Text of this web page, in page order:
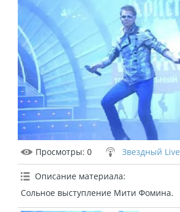
Просмотры: 0 Звездный Live
Описание материала:
Сольное выступление Мити Фомина.